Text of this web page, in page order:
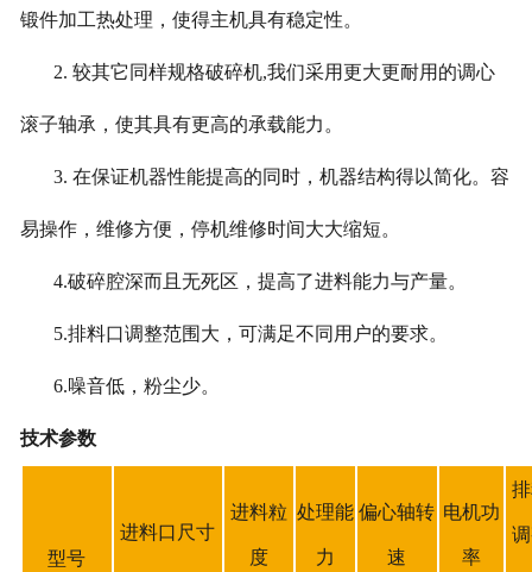
锻件加工热处理，使得主机具有稳定性。
2. 较其它同样规格破碎机,我们采用更大更耐用的调心
滚子轴承，使其具有更高的承载能力。
3. 在保证机器性能提高的同时，机器结构得以简化。容
易操作，维修方便，停机维修时间大大缩短。
4.破碎腔深而且无死区，提高了进料能力与产量。
5.排料口调整范围大，可满足不同用户的要求。
6.噪音低，粉尘少。
技术参数
型号
进料口尺寸
进料粒
度
处理能
力
偏心轴转
速
电机功
率